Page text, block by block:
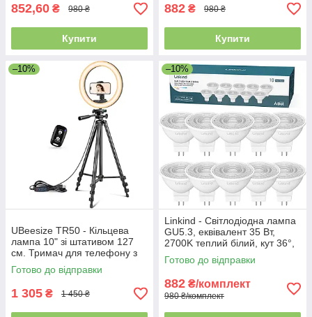
852,60 ₴ 980 ₴
Купити
882 ₴ 980 ₴
Купити
–10%
UBeesize TR50 - Кільцева
лампа 10" зі штативом 127
см. Тримач для телефону з
кільця для YouTube, Tik-Tok
та макіяжу
Готово до відправки
1 305 ₴ 1 450 ₴
–10%
Linkind - Світлодіодна лампа
GU5.3, еквівалент 35 Вт,
2700K теплий білий, кут 36°,
360 лм, AC DC 12V,
нерегульована, 10 шт.
Готово до відправки
882 ₴/комплект
980 ₴/комплект